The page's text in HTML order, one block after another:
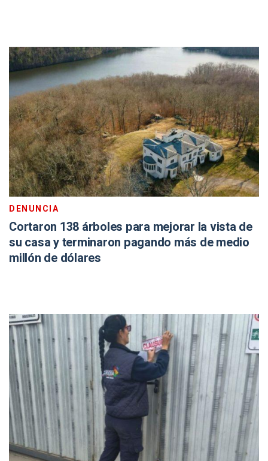
DENUNCIA
Cortaron 138 árboles para mejorar la vista de
su casa y terminaron pagando más de medio
millón de dólares